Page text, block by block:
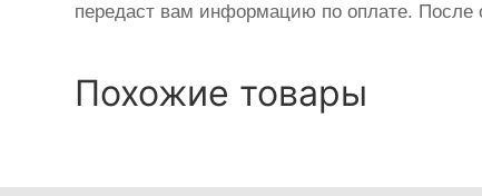
передаст вам информацию по оплате. После
Похожие товары